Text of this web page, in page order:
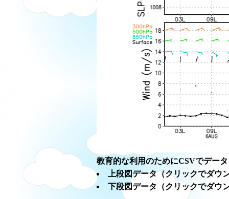
教育的な利用のためにCSVでデー
上段図データ（クリックでダウ
下段図データ（クリックでダウ